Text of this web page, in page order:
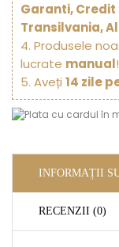
Garanti, Credit
Transilvania,
4. Produsele
lucrate manual!
5. Aveți 14 zile
INFORMAȚII
RECENZII (0)